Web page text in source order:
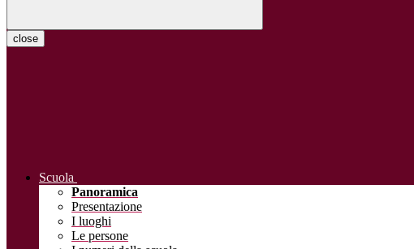
close
Scuola
Panoramica
Presentazione
I luoghi
Le persone